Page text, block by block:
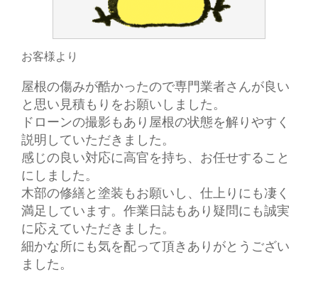
お客様より
屋根の傷みが酷かったので専門業者さんが良い
と思い見積もりをお願いしました。
ドローンの撮影もあり屋根の状態を解りやすく
説明していただきました。
感じの良い対応に高官を持ち、お任せすること
にしました。
木部の修繕と塗装もお願いし、仕上りにも凄く
満足しています。作業日誌もあり疑問にも誠実
に応えていただきました。
細かな所にも気を配って頂きありがとうござい
ました。